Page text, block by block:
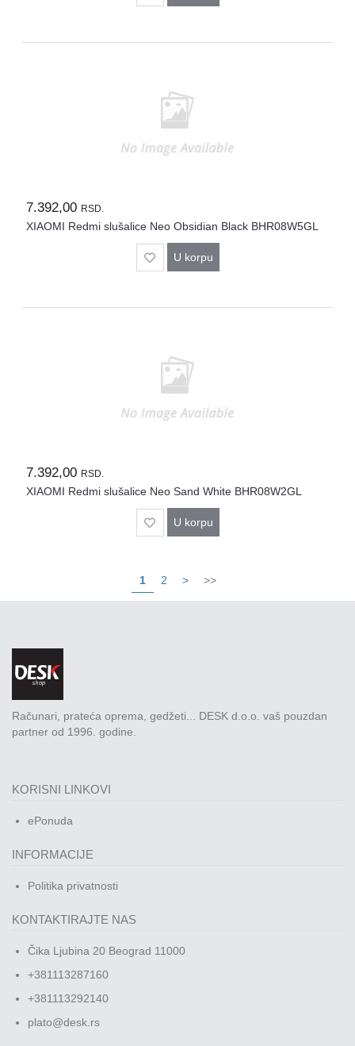
7.392,00 RSD.
XIAOMI Redmi slušalice Neo Obsidian Black BHR08W5GL
U korpu
7.392,00 RSD.
XIAOMI Redmi slušalice Neo Sand White BHR08W2GL
U korpu
1 2 > >>
Računari, prateća oprema, gedžeti... DESK d.o.o. vaš pouzdan
partner od 1996. godine.
KORISNI LINKOVI
ePonuda
INFORMACIJE
Politika privatnosti
KONTAKTIRAJTE NAS
Čika Ljubina 20 Beograd 11000
+381113287160
+381113292140
plato@desk.rs